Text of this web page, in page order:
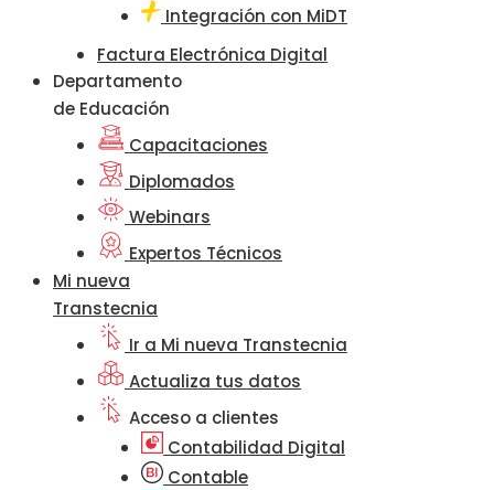
Integración con MiDT
Factura Electrónica Digital
Departamento
de Educación
Capacitaciones
Diplomados
Webinars
Expertos Técnicos
Mi nueva
Transtecnia
Ir a Mi nueva Transtecnia
Actualiza tus datos
Acceso a clientes
Contabilidad Digital
Contable